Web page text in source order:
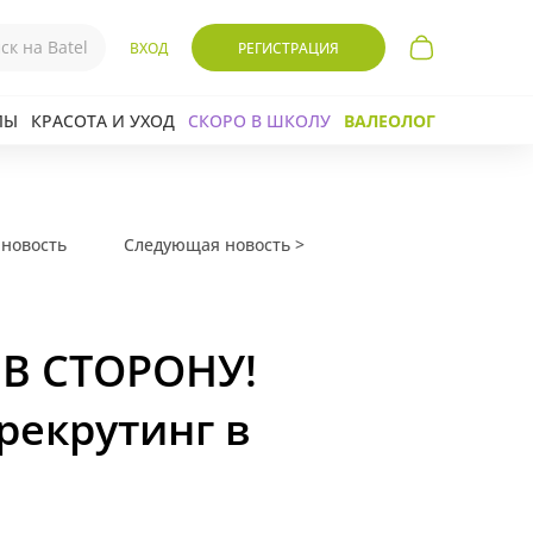
ВХОД РЕГИСТРАЦИЯ
КРАСОТА И УХОД СКОРО В ШКОЛУ ВАЛЕОЛОГ
Следующая новость >
СТОРОНУ!
в